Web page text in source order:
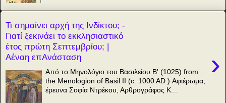
Τι σημαίνει αρχή της Ινδίκτου; -
Γιατί ξεκινάει το εκκλησιαστικό
έτος πρώτη Σεπτεμβρίου; |
Αέναη επΑνάσταση
›
Από το Μηνολόγιο του Βασιλείου Β' (1025) from
the Menologion of Basil II (c. 1000 AD ) Αφιέρωμα,
έρευνα Σοφία Ντρέκου, Αρθρογράφος Κ...